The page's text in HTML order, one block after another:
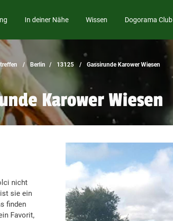
In deiner Nähe Wissen Dogorama Club
Berlin 13125 Gassirunde Karower Wiesen
Karower Wiesen
nicht
sie ein
finden
Favorit,